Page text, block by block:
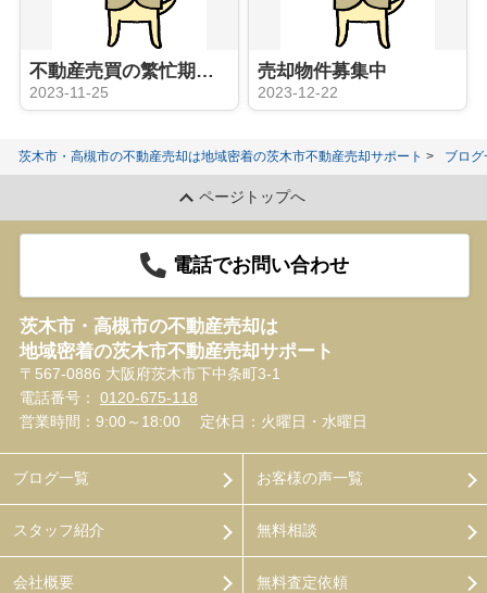
不動産売買の繁忙期に入っていきます！
2023-11-25
売却物件募集中
2023-12-22
茨木市・高槻市の不動産売却は地域密着の茨木市不動産売却サポート ブログ
ページトップへ
電話でお問い合わせ
茨木市・高槻市の不動産売却は
地域密着の茨木市不動産売却サポート
〒567-0886 大阪府茨木市下中条町3-1
電話番号： 0120-675-118
営業時間：9:00～18:00
定休日：火曜日・水曜日
ブログ一覧
スタッフ紹介
会社概要
お客様の声一覧
無料相談
無料査定依頼